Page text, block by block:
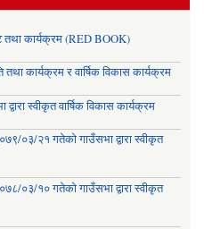
तथा कार्यक्रम (RED BOOK)
कार्यक्रम र वार्षिक विकास कार्यक्रम
स्वीकृत वार्षिक विकास कार्यक्रम
०३/२१ गतेको गाउँसभा द्वारा स्वीकृत
०३/१० गतेको गाउँसभा द्वारा स्वीकृत